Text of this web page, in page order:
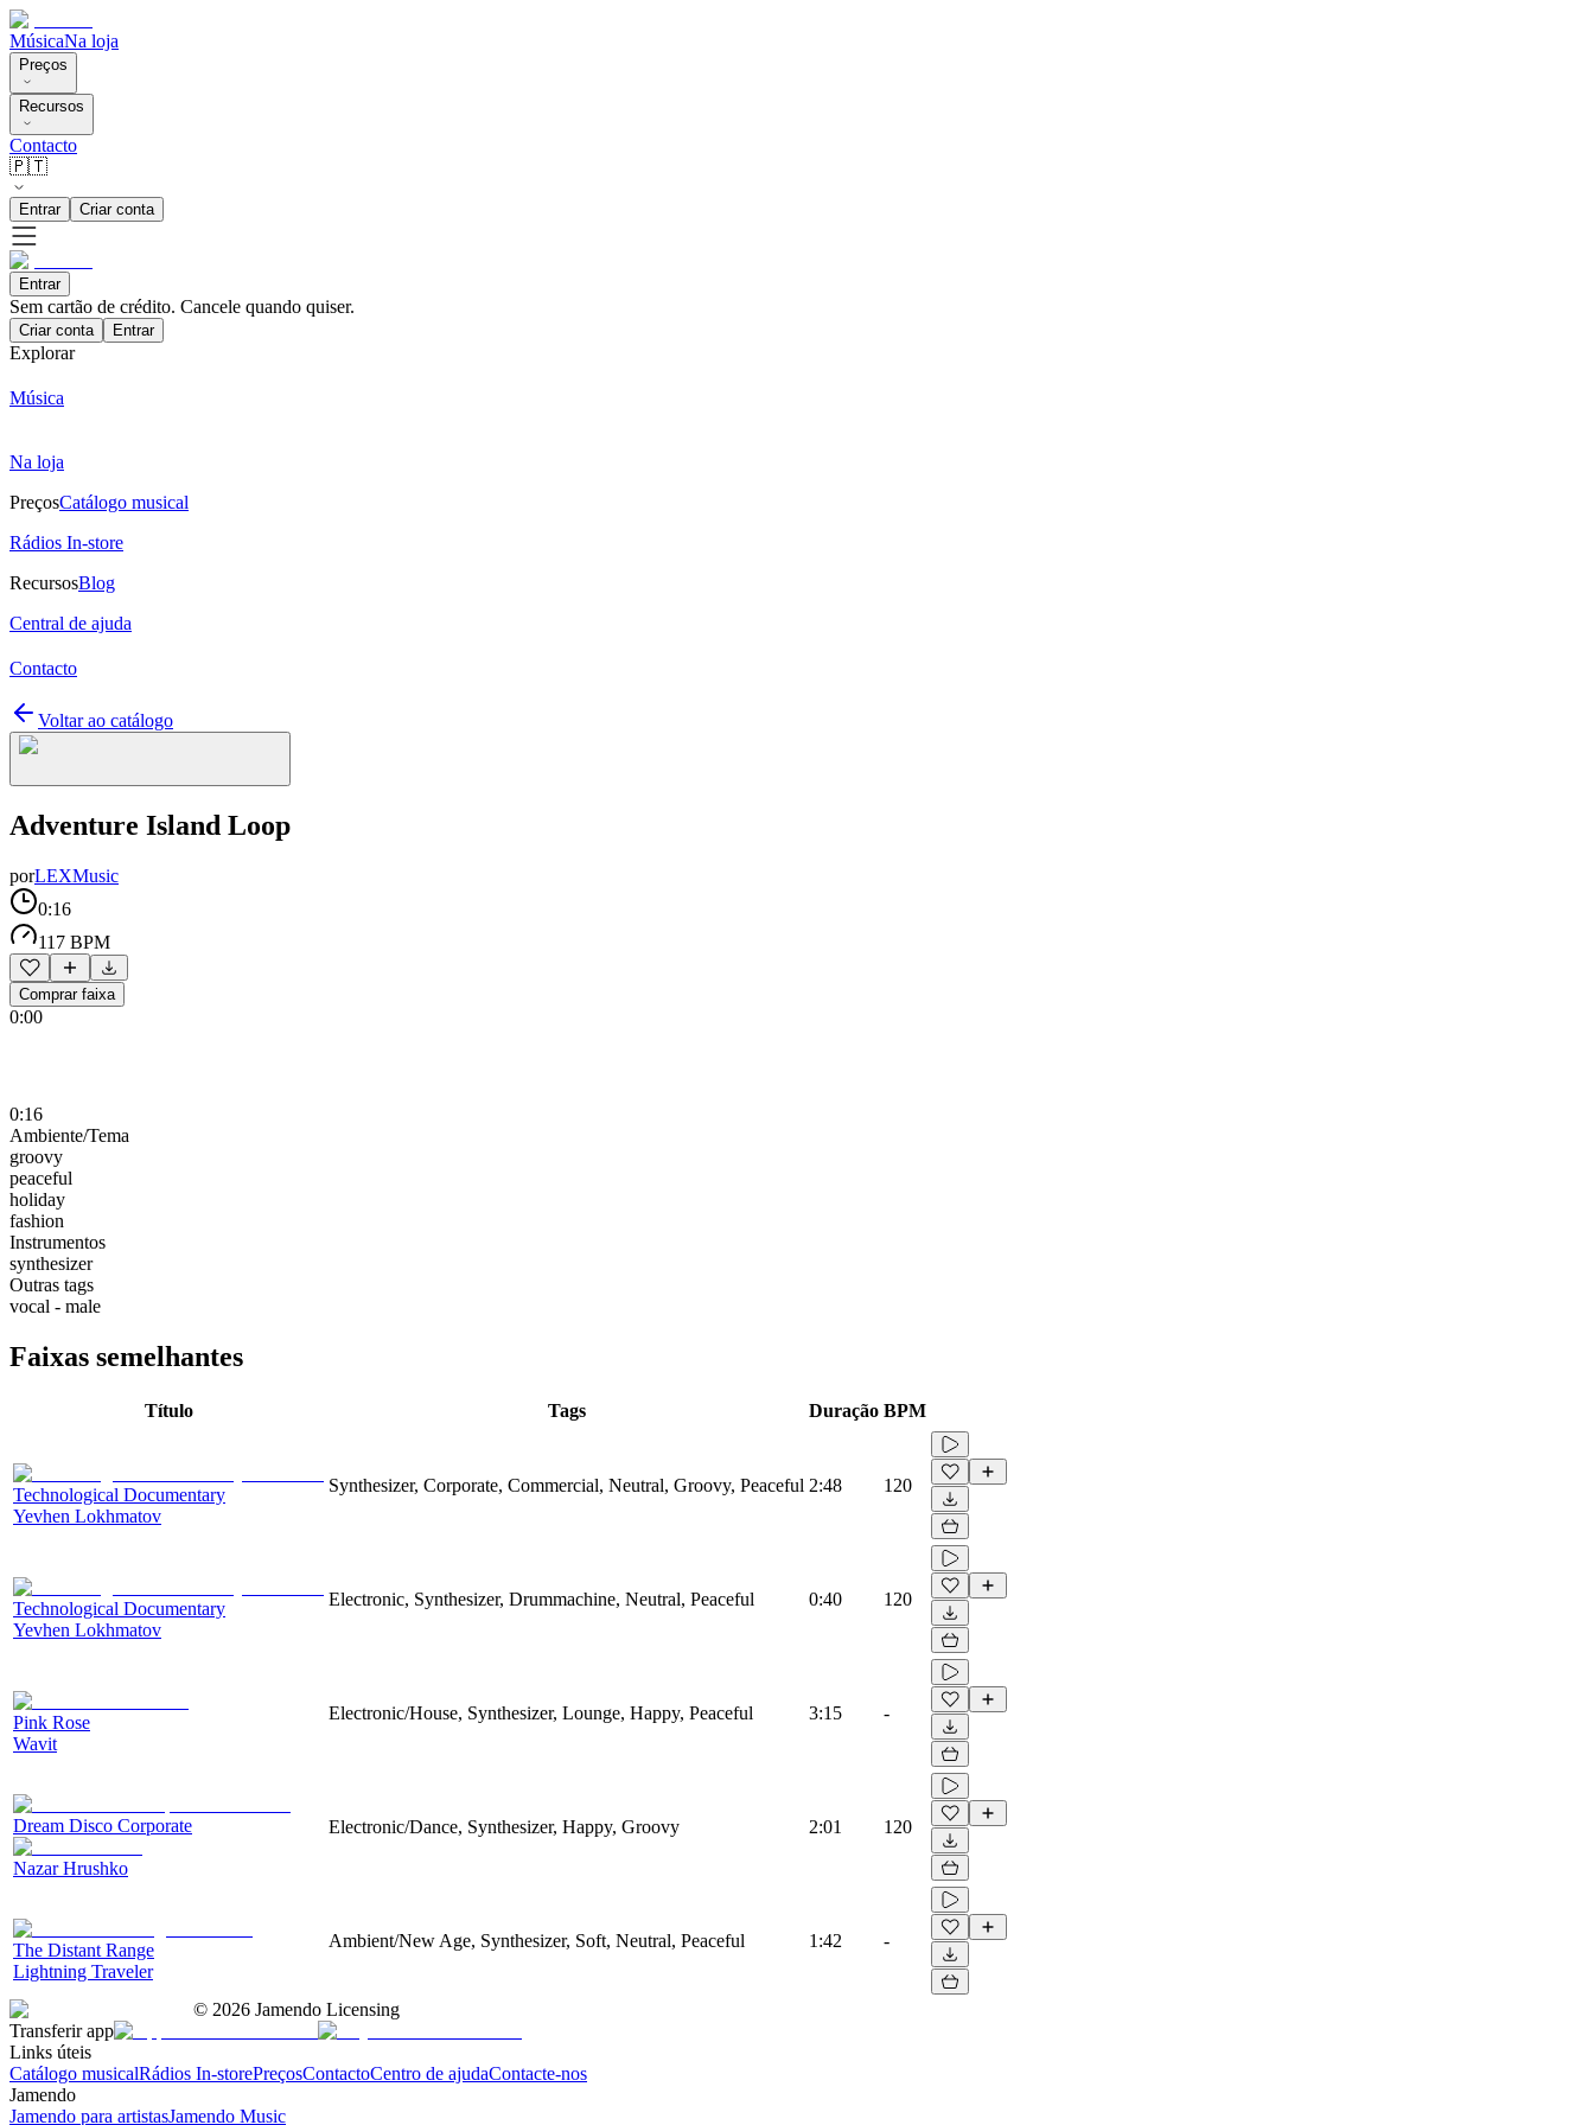
MúsicaNa loja
Preços
Recursos
Contacto
🇵🇹
Entrar Criar conta
Entrar
Sem cartão de crédito. Cancele quando quiser.
Criar conta Entrar
Explorar
Música
Na loja
PreçosCatálogo musical
Rádios In-store
RecursosBlog
Central de ajuda
Contacto
Voltar ao catálogo
Adventure Island Loop
porLEXMusic
0:16
117 BPM
Comprar faixa
0:00
0:16
Ambiente/Tema
groovy
peaceful
holiday
fashion
Instrumentos
synthesizer
Outras tags
vocal - male
Faixas semelhantes
Título Tags Duração BPM
Technological Documentary
Yevhen Lokhmatov
Synthesizer, Corporate, Commercial, Neutral, Groovy, Peaceful 2:48 120
Technological Documentary
Yevhen Lokhmatov
Electronic, Synthesizer, Drummachine, Neutral, Peaceful 0:40 120
Pink Rose
Wavit
Electronic/House, Synthesizer, Lounge, Happy, Peaceful 3:15 -
Dream Disco Corporate
Nazar Hrushko
Electronic/Dance, Synthesizer, Happy, Groovy 2:01 120
The Distant Range
Lightning Traveler
Ambient/New Age, Synthesizer, Soft, Neutral, Peaceful 1:42 -
© 2026 Jamendo Licensing
Transferir app
Links úteis
Catálogo musicalRádios In-storePreçosContactoCentro de ajudaContacte-nos
Jamendo
Jamendo para artistasJamendo Music